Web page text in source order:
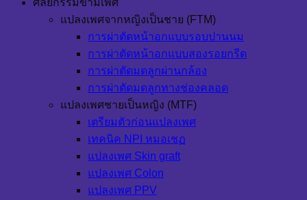
แปลงเพศจากหญิงเป็นชาย (FTM)
การผ่าตัดหน้าอกแบบรอบปานนม
การผ่าตัดหน้าอกแบบสองรอยกรีด
การผ่าตัดมดลูกผ่านกล้อง
การผ่าตัดมดลูกทางช่องคลอด
แปลงเพศชายเป็นหญิง (MTF)
เตรียมตัวก่อนแปลงเพศ
เทคนิค NPI หมอเชฏ
แปลงเพศ Skin graft
แปลงเพศ Colon
แปลงเพศ PPV